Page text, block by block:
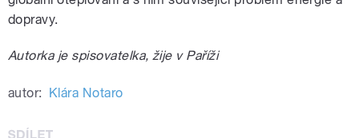
dopravy.
Autorka je spisovatelka, žije v Paříži
autor: Klára Notaro